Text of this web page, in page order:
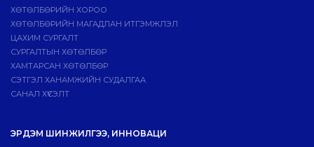
ХӨТӨЛБӨРИЙН ХОРОО
ХӨТӨЛБӨРИЙН МАГАДЛАН ИТГЭМЖЛЭЛ
ЦАХИМ СУРГАЛТ
СУРГАЛТЫН ХӨТӨЛБӨР
ХАМТАРСАН ХӨТӨЛБӨР
СЭТГЭЛ ХАНАМЖИЙН СУДАЛГАА
САНАЛ ХҮСЭЛТ
ЭРДЭМ ШИНЖИЛГЭЭ, ИННОВАЦИ